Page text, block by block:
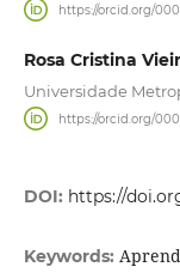
https://orcid.org/
Rosa Cristina
Universidade
https://orcid.org/
DOI: https://
Keywords: